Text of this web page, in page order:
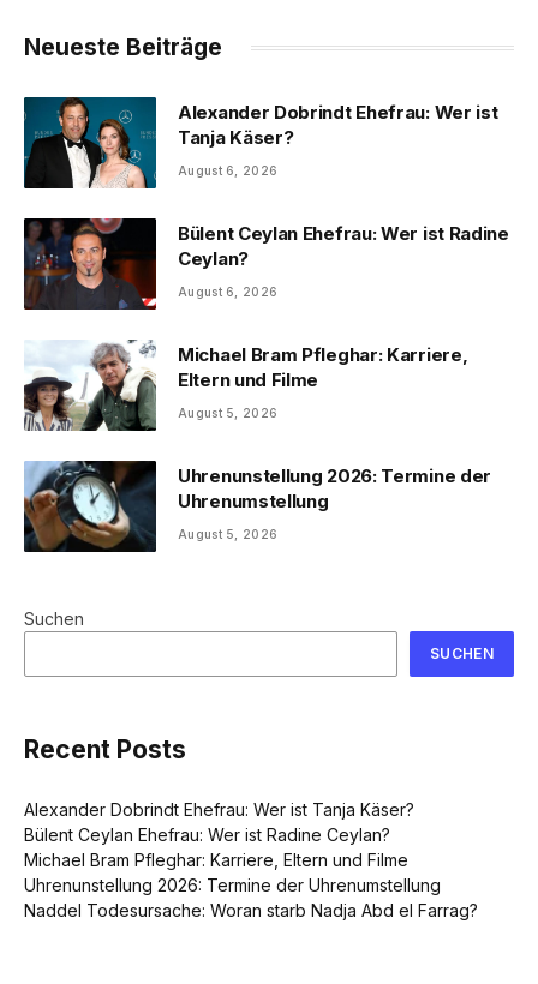
Neueste Beiträge
Alexander Dobrindt Ehefrau: Wer ist
Tanja Käser?
August 6, 2026
Bülent Ceylan Ehefrau: Wer ist Radine
Ceylan?
August 6, 2026
Michael Bram Pfleghar: Karriere,
Eltern und Filme
August 5, 2026
Uhrenunstellung 2026: Termine der
Uhrenumstellung
August 5, 2026
Suchen
SUCHEN
Recent Posts
Alexander Dobrindt Ehefrau: Wer ist Tanja Käser?
Bülent Ceylan Ehefrau: Wer ist Radine Ceylan?
Michael Bram Pfleghar: Karriere, Eltern und Filme
Uhrenunstellung 2026: Termine der Uhrenumstellung
Naddel Todesursache: Woran starb Nadja Abd el Farrag?